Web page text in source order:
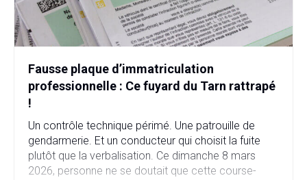
Fausse plaque d’immatriculation
professionnelle : Ce fuyard du Tarn rattrapé
!
Un contrôle technique périmé. Une patrouille de
gendarmerie. Et un conducteur qui choisit la fuite
plutôt que la verbalisation. Ce dimanche 8 mars
2026, personne ne se doutait que cette course-